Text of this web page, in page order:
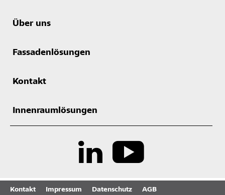
Über uns
Fassadenlösungen
Kontakt
Innenraumlösungen
Kontakt Impressum Datenschutz AGB